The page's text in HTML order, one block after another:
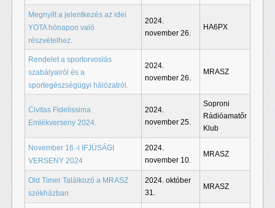
Megnyílt a jelentkezés az idei
YOTA hónapon való
részvételhez.
2024.
november 26.
HA6PX
Rendelet a sportorvoslás
szabályairól és a
sportegészségügyi hálózatról.
2024.
november 26.
MRASZ
Civitas Fidelissima
Emlékverseny 2024.
2024.
november 25.
Soproni
Rádióamatőr
Klub
November 16.-i IFJÚSÁGI
VERSENY 2024
2024.
november 10.
MRASZ
Old Timer Találkozó a MRASZ
székházban
2024. október
31.
MRASZ